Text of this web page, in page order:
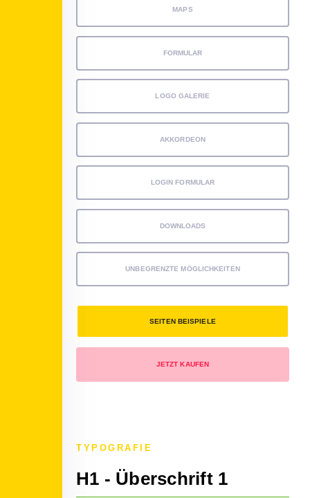
MAPS
FORMULAR
LOGO GALERIE
AKKORDEON
LOGIN FORMULAR
DOWNLOADS
UNBEGRENZTE MÖGLICHKEITEN
SEITEN BEISPIELE
JETZT KAUFEN
TYPOGRAFIE
H1 - Überschrift 1